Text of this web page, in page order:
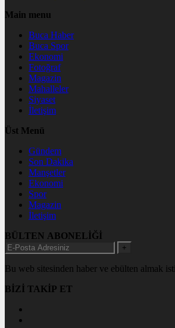
Main menu
Buca Haber
Buca Spor
Ekonomi
Fotoğraf
Magazin
Mahalleler
Siyaset
İletişim
Üst Menü
Gündem
Son Dakika
Manşetler
Ekonomi
Spor
Magazin
İletişim
BÜLTEN ABONELİĞİ
+
Bu web sitesinden haber ve ebülten almak
BİZİ TAKİP ET